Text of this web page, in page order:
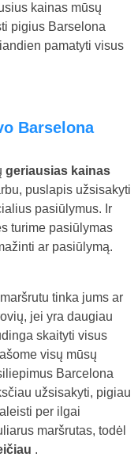
kainas mūsų
pigius Barselona
pamatyti visus
geriausias kainas
puslapis užsisakyti
pasiūlymus. Ir
turime pasiūlymas
ar pasiūlymą.
tinka jums ar
jei yra daugiau
skaityti visus
visų mūsų
Barcelona
užsisakyti, pigiau
per ilgai
maršrutas, todėl
.